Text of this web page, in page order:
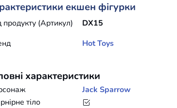
екшен фігурки
продукту (Артикул) DX15
Hot Toys
характеристики
Jack Sparrow
тіло